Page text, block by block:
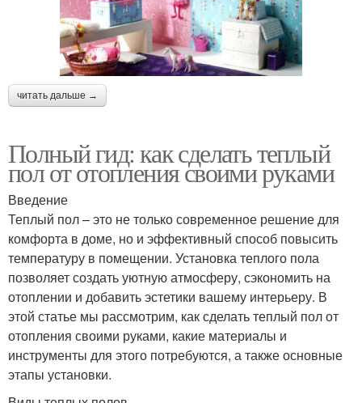
читать дальше →
Полный гид: как сделать теплый
пол от отопления своими руками
Введение
Теплый пол – это не только современное решение для
комфорта в доме, но и эффективный способ повысить
температуру в помещении. Установка теплого пола
позволяет создать уютную атмосферу, сэкономить на
отоплении и добавить эстетики вашему интерьеру. В
этой статье мы рассмотрим, как сделать теплый пол от
отопления своими руками, какие материалы и
инструменты для этого потребуются, а также основные
этапы установки.